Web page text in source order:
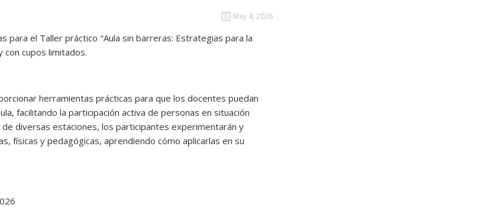
May 4, 2026
para el Taller práctico "Aula sin barreras: Estrategias para la
con cupos limitados.
herramientas prácticas para que los docentes puedan
facilitando la participación activa de personas en situación
diversas estaciones, los participantes experimentarán y
físicas y pedagógicas, aprendiendo cómo aplicarlas en su